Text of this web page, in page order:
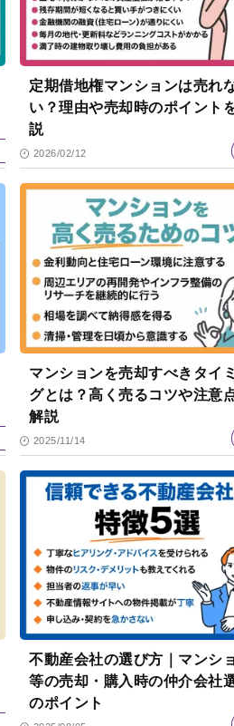
定期借地権マンションは売れ
い？理由や売却時のポイント
説
2026/02/12
マンションを売却すべきタイ
グとは？高く売るコツや注意
解説
2025/11/14
不動産会社の選び方｜マンシ
等の売却・購入時の仲介会社
のポイント